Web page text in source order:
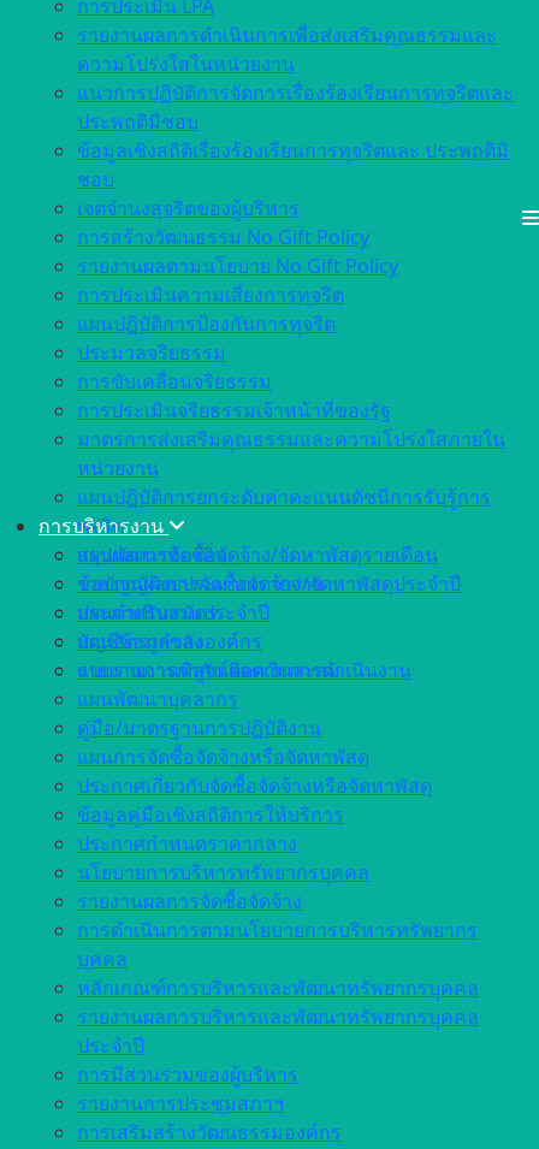
การประเมิน LPA
รายงานผลการดำเนินการเพื่อส่งเสริมคุณธรรมและ
ความโปร่งใสในหน่วยงาน
แนวการปฏิบัติการจัดการเรื่องร้องเรียนการทุจริตและ
ประพฤติมิชอบ
ข้อมูลเชิงสถิติเรื่องร้องเรียนการทุจริตและ ประพฤติมิ
ชอบ
เจตจำนงสุจริตของผู้บริหาร
การสร้างวัฒนธรรม No Gift Policy
รายงานผลตามนโยบาย No Gift Policy
การประเมินความเสี่ยงการทุจริต
แผนปฏิบัติการป้องกันการทุจริต
ประมวลจริยธรรม
การขับเคลื่อนจริยธรรม
การประเมินจริยธรรมเจ้าหน้าที่ของรัฐ
มาตรการส่งเสริมคุณธรรมและความโปร่งใสภายใน
หน่วยงาน
แผนปฏิบัติการยกระดับค่าคะแนนดัชนีการรับรู้การ
ทุจริต
สรุปผลการจัดซื้อจัดจ้าง/จัดหาพัสดุรายเดือน
รายงานผลการจัดซื้อจัดจ้าง/จัดหาพัสดุประจำปี
ประกาศรับสมัคร
บัญชีข้อมูลขององค์กร
แบบรายงานพิสูจน์ยอดเงินสะสม
การบริหารงาน
แผนพัฒนาท้องถิ่น
ข้อบัญญัติงบประมาณรายจ่าย
แผนดำเนินงานประจำปี
แผนอัตรากำลัง
รายงานการกำกับ ติดตามการดำเนินงาน
แผนพัฒนาบุคลากร
คู่มือ/มาตรฐานการปฏิบัติงาน
แผนการจัดซื้อจัดจ้างหรือจัดหาพัสดุ
ประกาศเกี่ยวกับจัดซื้อจัดจ้างหรือจัดหาพัสดุ
ข้อมูลคู่มือเชิงสถิติการให้บริการ
ประกาศกำหนดราคากลาง
นโยบายการบริหารทรัพยากรบุคคล
รายงานผลการจัดซื้อจัดจ้าง
การดำเนินการตามนโยบายการบริหารทรัพยากร
บุคคล
หลักเกณฑ์การบริหารและพัฒนาทรัพยากรบุคคล
รายงานผลการบริหารและพัฒนาทรัพยากรบุคคล
ประจำปี
การมีส่วนร่วมของผู้บริหาร
รายงานการประชุมสภาฯ
การเสริมสร้างวัฒนธรรมองค์กร